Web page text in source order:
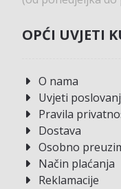
OPĆI UVJETI
O nama
Uvjeti
Pravila
Dostava
Osobno
Način plaćanja
Reklamacije